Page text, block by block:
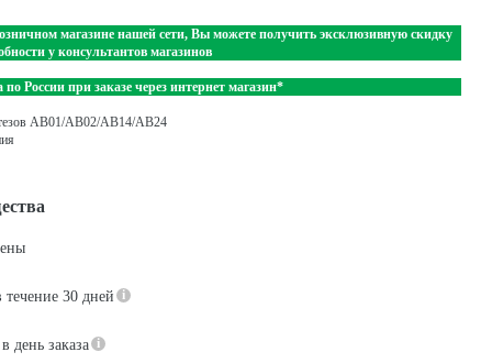
магазине нашей сети, Вы можете получить эксклюзивную скидку
у консультантов магазинов
по России при заказе через интернет магазин*
АВ01/АВ02/АВ14/АВ24
течение 30 дней
день заказа